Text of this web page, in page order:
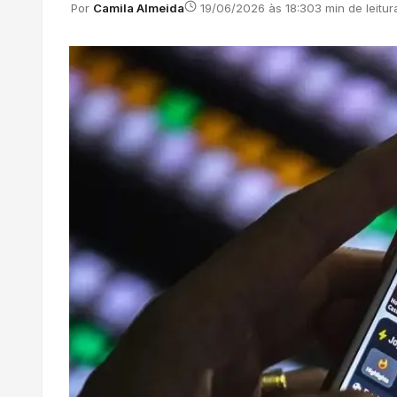
Por Camila Almeida 19/06/2026 às 18:303 min de